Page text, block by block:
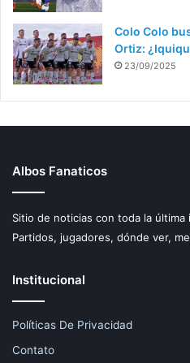
Colo Colo
Ortiz:
23/09/2025
Albos Fanaticos
Sitio de noticias con toda la
Partidos, jugadores, dónde ver,
Institucional
Políticas De Privacidad
Contato